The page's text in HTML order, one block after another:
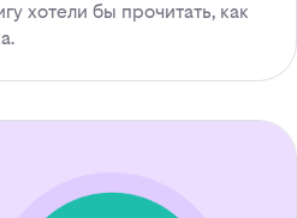
хотели бы прочитать, как